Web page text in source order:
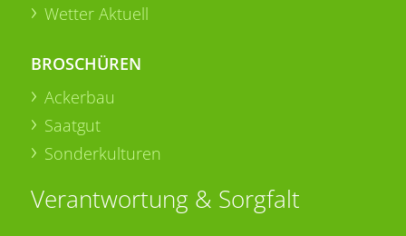
Wetter Aktuell
BROSCHÜREN
Ackerbau
Saatgut
Sonderkulturen
Verantwortung & Sorgfalt